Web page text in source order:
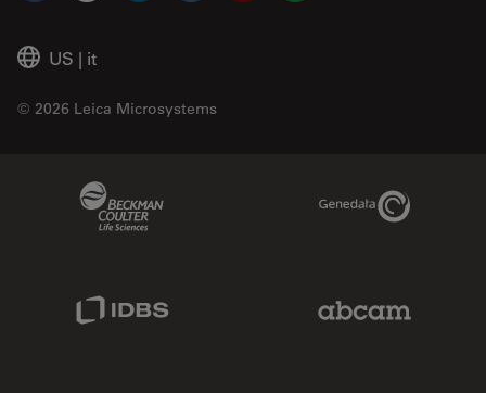
US | it
© 2026 Leica Microsystems
Genedata Link